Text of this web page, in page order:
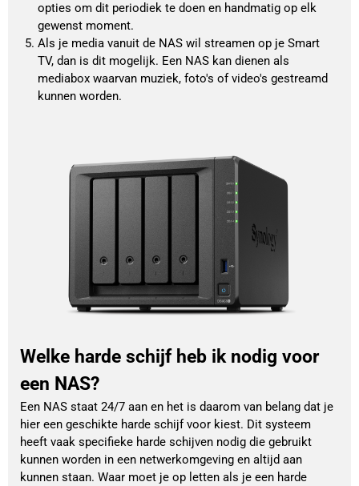
opties om dit periodiek te doen en handmatig op elk
gewenst moment.
Als je media vanuit de NAS wil streamen op je Smart
TV, dan is dit mogelijk. Een NAS kan dienen als
mediabox waarvan muziek, foto's of video's gestreamd
kunnen worden.
Welke harde schijf heb ik nodig voor
een NAS?
Een NAS staat 24/7 aan en het is daarom van belang dat je
hier een geschikte harde schijf voor kiest. Dit systeem
heeft vaak specifieke harde schijven nodig die gebruikt
kunnen worden in een netwerkomgeving en altijd aan
kunnen staan. Waar moet je op letten als je een harde